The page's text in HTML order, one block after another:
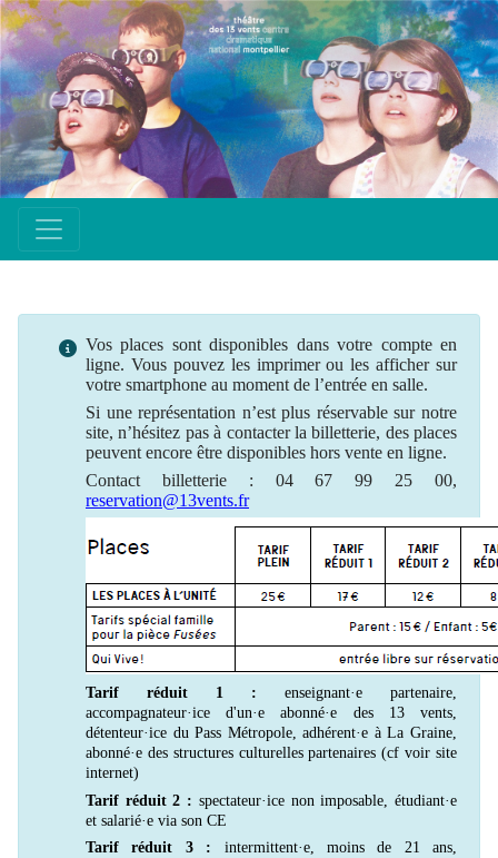
Vos places sont disponibles dans votre compte en
ligne. Vous pouvez les imprimer ou les afficher sur
votre smartphone au moment de l’entrée en salle.
Si unereprésentation n’est plus réservablesur notre
site, n’hésitez pas à contacter la billetterie, des places
peuvent encore être disponibles hors vente en ligne.
Contact billetterie : 04 67 99 25 00,
reservation@13vents.fr
Tarif réduit 1 : enseignant·e partenaire,
accompagnateur·ice d'un·e abonné·e des 13 vents,
détenteur·ice du Pass Métropole, adhérent·e à La Graine,
abonné·e des structures culturelles partenaires (cf voir site
internet)
Tarif réduit 2 : spectateur·ice non imposable, étudiant·e
et salarié·e via son CE
Tarif réduit 3 : intermittent·e, moins de 21 ans,